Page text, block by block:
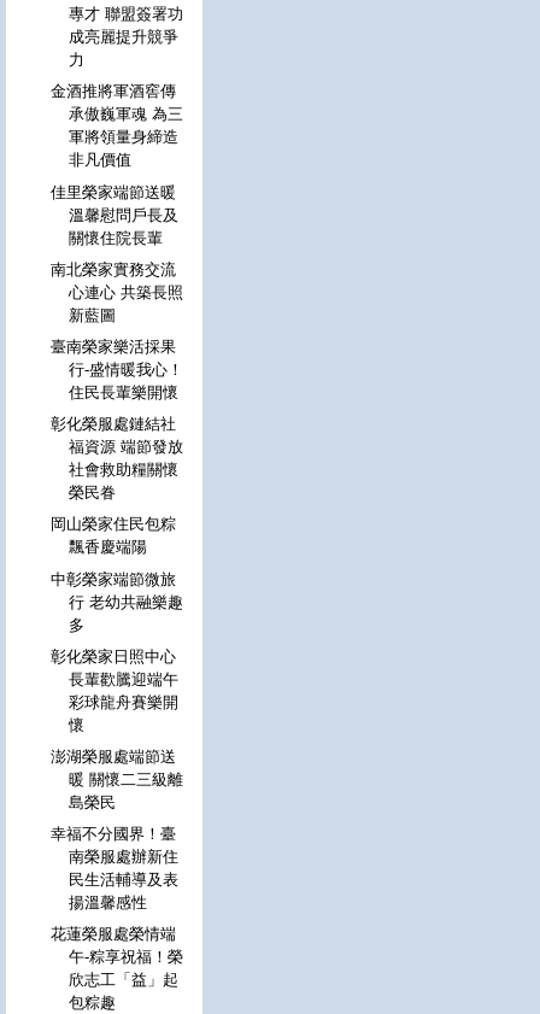
專才 聯盟簽署功
成亮麗提升競爭
力
金酒推將軍酒窖傳
承傲巍軍魂 為三
軍將領量身締造
非凡價值
佳里榮家端節送暖
溫馨慰問戶長及
關懷住院長輩
南北榮家實務交流
心連心 共築長照
新藍圖
臺南榮家樂活採果
行-盛情暖我心！
住民長輩樂開懷
彰化榮服處鏈結社
福資源 端節發放
社會救助糧關懷
榮民眷
岡山榮家住民包粽
飄香慶端陽
中彰榮家端節微旅
行 老幼共融樂趣
多
彰化榮家日照中心
長輩歡騰迎端午
彩球龍舟賽樂開
懷
澎湖榮服處端節送
暖 關懷二三級離
島榮民
幸福不分國界！臺
南榮服處辦新住
民生活輔導及表
揚溫馨感性
花蓮榮服處榮情端
午-粽享祝福！榮
欣志工「益」起
包粽趣